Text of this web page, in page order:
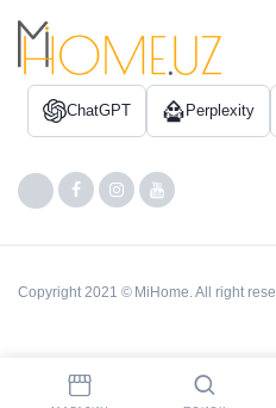
ChatGPT Perplexity
Copyright 2021 © MiHome. All right